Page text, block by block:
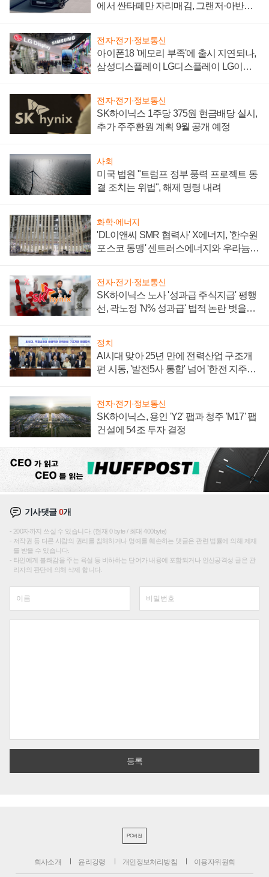
에서 싼타페만 자리매김, 그랜저·아반떼
전자·전기·정보통신
아이폰18 '메모리 부족'에 출시 지연되나,
삼성디스플레이 LG디스플레이 LG이노
전자·전기·정보통신
SK하이닉스 1주당 375원 현금배당 실시,
추가 주주환원 계획 9월 공개 예정
사회
미국 법원 "트럼프 정부 풍력 프로젝트 동
결 조치는 위법", 해제 명령 내려
화학·에너지
'DL이앤씨 SMR 협력사' X에너지, '한수원
포스코 동맹' 센트러스에너지와 우라늄
전자·전기·정보통신
SK하이닉스 노사 '성과급 주식지급' 평행
선, 곽노정 'N% 성과급' 법적 논란 벗을지
정치
AI시대 맞아 25년 만에 전력산업 구조개
편 시동, '발전5사 통합' 넘어 '한전 지주사'
전자·전기·정보통신
SK하이닉스, 용인 'Y2' 팹과 청주 'M17' 팹
건설에 54조 투자 결정
기사댓글0개
200자까지 쓰실 수 있습니다. (현재 0 byte / 최대 400byte)
저작권 등 다른 사람의 권리를 침해하거나 명예를 훼손하는 댓글은 관련 법률에 의해 제재
를 받을 수 있습니다.
타인에게 불쾌감을 주는 욕설 등 비하하는 단어가 내용에 포함되거나 인신공격성 글은 관
리자의 판단에 의해 삭제 합니다.
PC버전
회사소개 윤리강령 개인정보처리방침 이용자위원회